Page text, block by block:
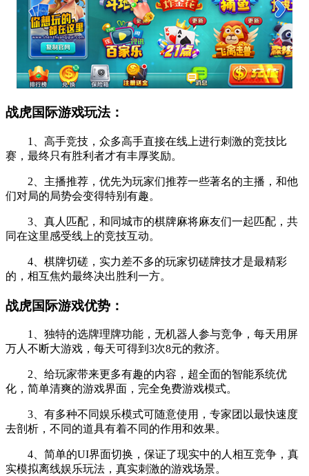
战虎国际游戏玩法：
1、高手竞技，众多高手直接在线上进行刺激的竞技比
赛，最终只有胜利者才有丰厚奖励。
2、主播推荐，优先为玩家们推荐一些著名的主播，和他
们对局的局势会变得特别有趣。
3、真人匹配，和同城市的棋牌麻将麻友们一起匹配，共
同在这里感受线上的竞技互动。
4、棋牌切磋，实力差不多的玩家切磋牌技才是最精彩
的，相互焦灼最终决出胜利一方。
战虎国际游戏优势：
1、独特的选牌理牌功能，无机器人参与竞争，每天用屏
万人不断大游戏，每天可得到3次8元的救济。
2、给玩家带来更多有趣的内容，超全面的智能系统优
化，简单清爽的游戏界面，完全免费游戏模式。
3、有多种不同娱乐模式可随意使用，专家团以最快速度
去剖析，不同的道具有着不同的作用和效果。
4、简单的UI界面切换，保证了现实中的人相互竞争，真
实模拟离线娱乐玩法，真实刺激的游戏场景。